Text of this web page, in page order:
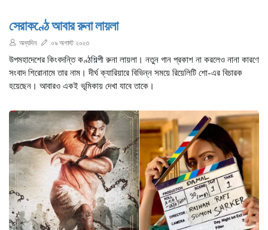
সেরাকণ্ঠে আবার রুনা লায়লা
অন্যদিন ০৯ অগাস্ট ২০২৩
উপমহাদেশের কিংবদন্তি কণ্ঠশিল্পী রুনা লায়লা। নতুন গান প্রকাশ না করলেও নানা কারণে
সংবাদ শিরোনামে তার নাম। দীর্ঘ ক্যারিয়ারে বিভিন্ন সময়ে রিয়েলিটি শো-এর বিচারক
হয়েছেন। আবারও একই ভূমিকায় দেখা যাবে তাকে।